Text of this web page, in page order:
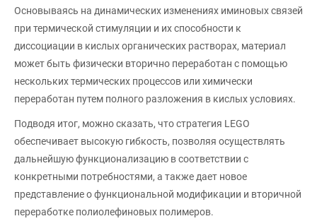
Основываясь на динамических изменениях иминовых связей
при термической стимуляции и их способности к
диссоциации в кислых органических растворах, материал
может быть физически вторично переработан с помощью
нескольких термических процессов или химически
переработан путем полного разложения в кислых условиях.
Подводя итог, можно сказать, что стратегия LEGO
обеспечивает высокую гибкость, позволяя осуществлять
дальнейшую функционализацию в соответствии с
конкретными потребностями, а также дает новое
представление о функциональной модификации и вторичной
переработке полиолефиновых полимеров.